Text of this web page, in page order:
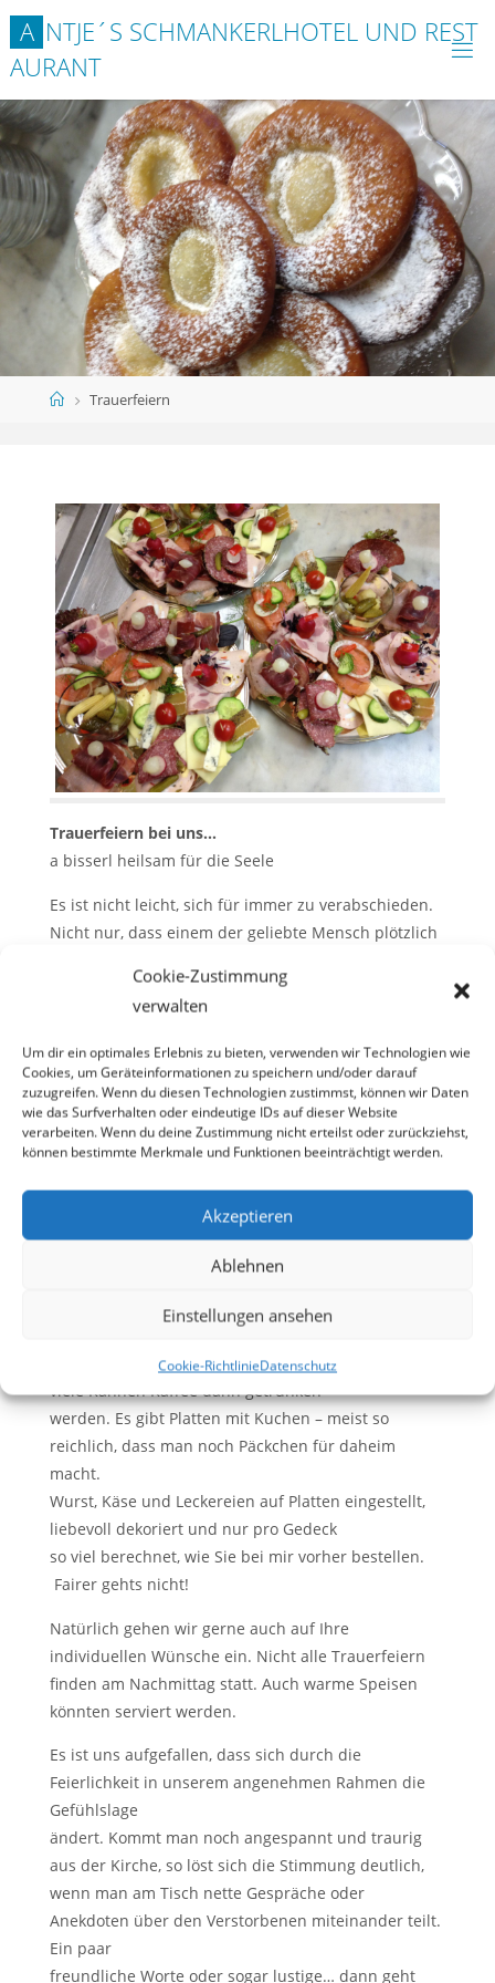
Cookie-Zustimmung
verwalten
Um dir ein optimales Erlebnis zu bieten, verwenden wir Technologien wie
Cookies, um Geräteinformationen zu speichern und/oder darauf
zuzugreifen. Wenn du diesen Technologien zustimmst, können wir Daten
wie das Surfverhalten oder eindeutige IDs auf dieser Website
verarbeiten. Wenn du deine Zustimmung nicht erteilst oder zurückziehst,
können bestimmte Merkmale und Funktionen beeinträchtigt werden.
Akzeptieren
Ablehnen
Einstellungen ansehen
Cookie-RichtlinieDatenschutz
A NTJE´S SCHMANKERLHOTEL UND REST
AURANT
StartTrauerfeiern
Trauerfeiern bei uns…
a bisserl heilsam für die Seele
Es ist nicht leicht, sich für immer zu verabschieden.
Nicht nur, dass einem der geliebte Mensch plötzlich
Wir helfen Ihnen zumindest dabei, eine würdige
Trauerfeier für Sie auszurichten,
bei der Sie sich um nichts mehr kümmern müssen.
Einmal bestellt und mit mir abgesprochen, können
Sie sich fest auf uns verlassen.
Zuverlässig, professionell und erfahren, sowie mit
festem Preis ohne böse Überraschungen.
Sie fragen sich, wie ich das meine? Ja, ich habe bei
Kollegen (im Kulmbacher Raum)
zuviel- finde ich. Und dann auch noch
einzeln. Wo bleibt da die Übersicht wie viele es
Bei mir gibt es einen Festpreis pro Person, egal wie
viele Kannen Kaffee dann getrunken
werden. Es gibt Platten mit Kuchen – meist so
reichlich, dass man noch Päckchen für daheim
macht.
Wurst, Käse und Leckereien auf Platten eingestellt,
liebevoll dekoriert und nur pro Gedeck
so viel berechnet, wie Sie bei mir vorher bestellen.
Fairer gehts nicht!
Natürlich gehen wir gerne auch auf Ihre
individuellen Wünsche ein. Nicht alle Trauerfeiern
finden am Nachmittag statt. Auch warme Speisen
könnten serviert werden.
Es ist uns aufgefallen, dass sich durch die
Feierlichkeit in unserem angenehmen Rahmen die
Gefühlslage
ändert. Kommt man noch angespannt und traurig
aus der Kirche, so löst sich die Stimmung deutlich,
wenn man am Tisch nette Gespräche oder
Anekdoten über den Verstorbenen miteinander teilt.
Ein paar
freundliche Worte oder sogar lustige… dann geht